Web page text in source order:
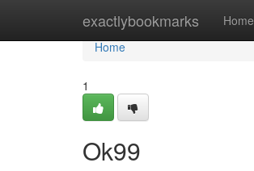
exactlybookmarks Home
Home
Home
1
Ok99